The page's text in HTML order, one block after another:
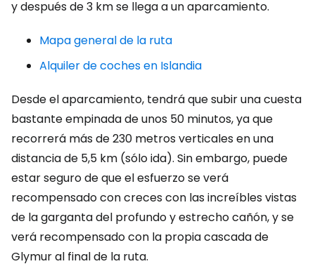
y después de 3 km se llega a un aparcamiento.
Mapa general de la ruta
Alquiler de coches en Islandia
Desde el aparcamiento, tendrá que subir una cuesta
bastante empinada de unos 50 minutos, ya que
recorrerá más de 230 metros verticales en una
distancia de 5,5 km (sólo ida). Sin embargo, puede
estar seguro de que el esfuerzo se verá
recompensado con creces con las increíbles vistas
de la garganta del profundo y estrecho cañón, y se
verá recompensado con la propia cascada de
Glymur al final de la ruta.